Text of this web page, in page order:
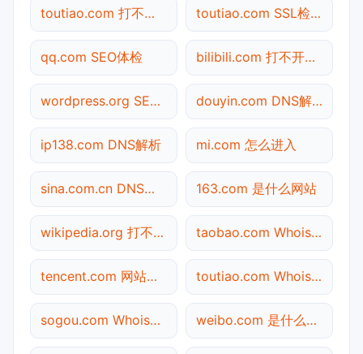
toutiao.com 打不开检测 toutiao.com SSL检测
qq.com SEO体检 bilibili.com 打不开检测
wordpress.org SEO体检 douyin.com DNS解析
ip138.com DNS解析 mi.com 怎么进入
sina.com.cn DNS解析 163.com 是什么网站
wikipedia.org 打不开检测 taobao.com Whois查询
tencent.com 网站状态 toutiao.com Whois查询
sogou.com Whois查询 weibo.com 是什么网站